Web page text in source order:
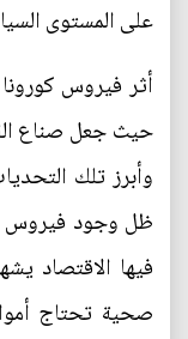
على المستوى
أثر فيروس
حيث جعل صناع
وأبرز تلك
ظل وجود فيروس
فيها الاقتصاد
صحية تحتاج